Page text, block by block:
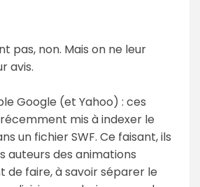
pas, non. Mais on ne leur
avis.
Google (et Yahoo) : ces
mis à indexer le
un fichier SWF. Ce faisant, ils
auteurs des animations
de faire, à savoir séparer le